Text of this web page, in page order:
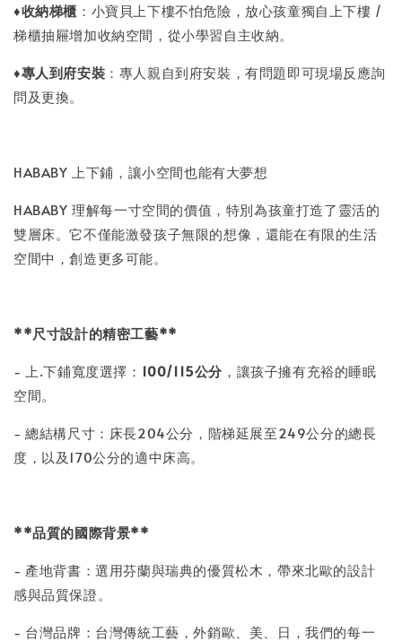
♦收納梯櫃 ：小寶貝上下樓不怕危險，放心孩童獨自上下樓 /
梯櫃抽屜增加收納空間，從小學習自主收納。
♦專人到府安裝 ：專人親自到府安裝，有問題即可現場反應詢
問及更換。
HABABY 上下鋪，讓小空間也能有大夢想
HABABY 理解每一寸空間的價值，特別為孩童打造了靈活的
雙層床。它不僅能激發孩子無限的想像，還能在有限的生活
空間中，創造更多可能。
**尺寸設計的精密工藝**
- 上.下鋪寬度選擇： 100/115公分 ，讓孩子擁有充裕的睡眠
空間。
- 總結構尺寸：床長204公分，階梯延展至249公分的總長
度，以及170公分的適中床高。
**品質的國際背景**
- 產地背書：選用芬蘭與瑞典的優質松木，帶來北歐的設計
感與品質保證。
- 台灣品牌：台灣傳統工藝，外銷歐、美、日，我們的每一